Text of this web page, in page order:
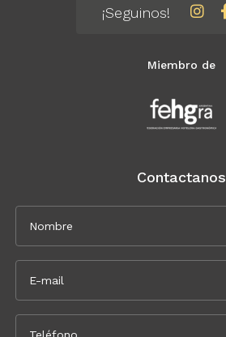
¡Seguinos!
Miembro de
Contactanos